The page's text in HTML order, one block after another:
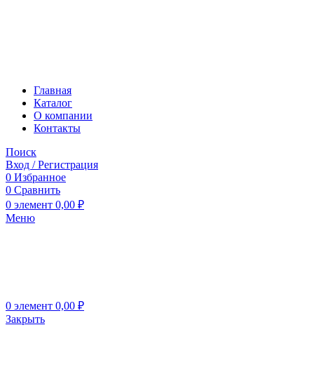
Главная
Каталог
О компании
Контакты
Поиск
Вход / Регистрация
0 Избранное
0 Сравнить
0 элемент 0,00 ₽
Меню
0 элемент 0,00 ₽
Закрыть